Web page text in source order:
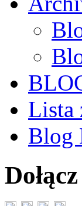
Lista
Blog